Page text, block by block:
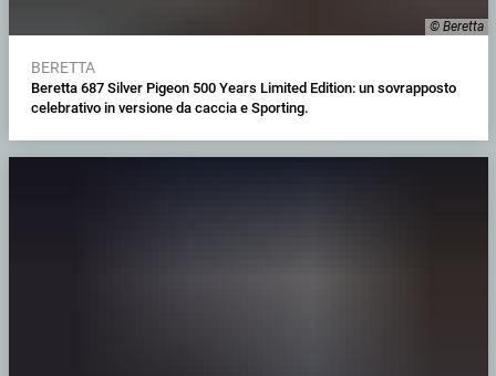
© Beretta
BERETTA
Beretta 687 Silver Pigeon 500 Years Limited Edition: un sovrapposto
celebrativo in versione da caccia e Sporting.